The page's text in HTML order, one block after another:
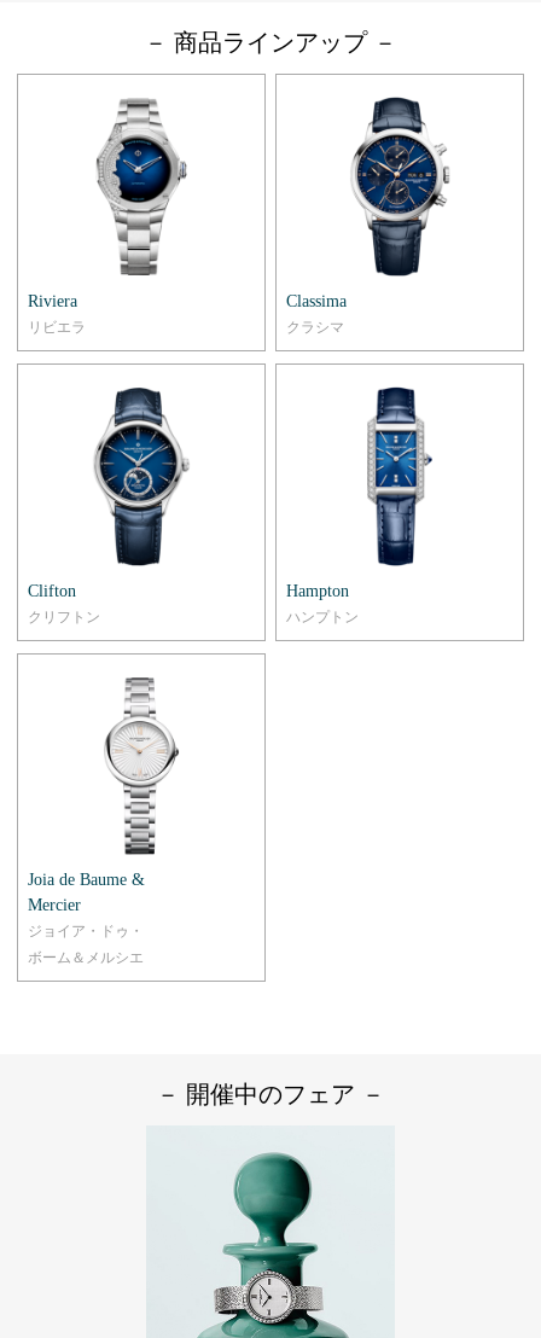
－ 商品ラインアップ －
Riviera
リビエラ
Classima
クラシマ
Clifton
クリフトン
Hampton
ハンプトン
Joia de Baume &
Mercier
ジョイア・ドゥ・
ボーム＆メルシエ
－ 開催中のフェア －